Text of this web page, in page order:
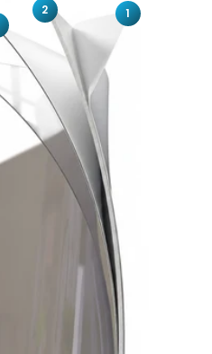
1
2